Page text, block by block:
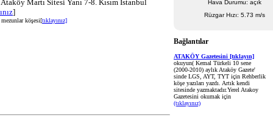
Martı Sitesi Yanı 7-8. Kısım İstanbul
]
mezunlar köşesi[tıklayınız]
Hava Durumu: açık
Rüzgar Hızı: 5.73 m/s
Bağlantılar
ATAKÖY Gazetesini [tıklayın]
okuyun( Kemal Türkeli 10 sene
(2000-2010) aylık Ataköy Gazete'
sinde LGS, AYT, TYT için Rehberlik
köşe yazıları yazdı. Artık kendi
sitesinde yazmaktadır.Yerel Atakoy
Gazetesini okumak için
(tıklayınız)